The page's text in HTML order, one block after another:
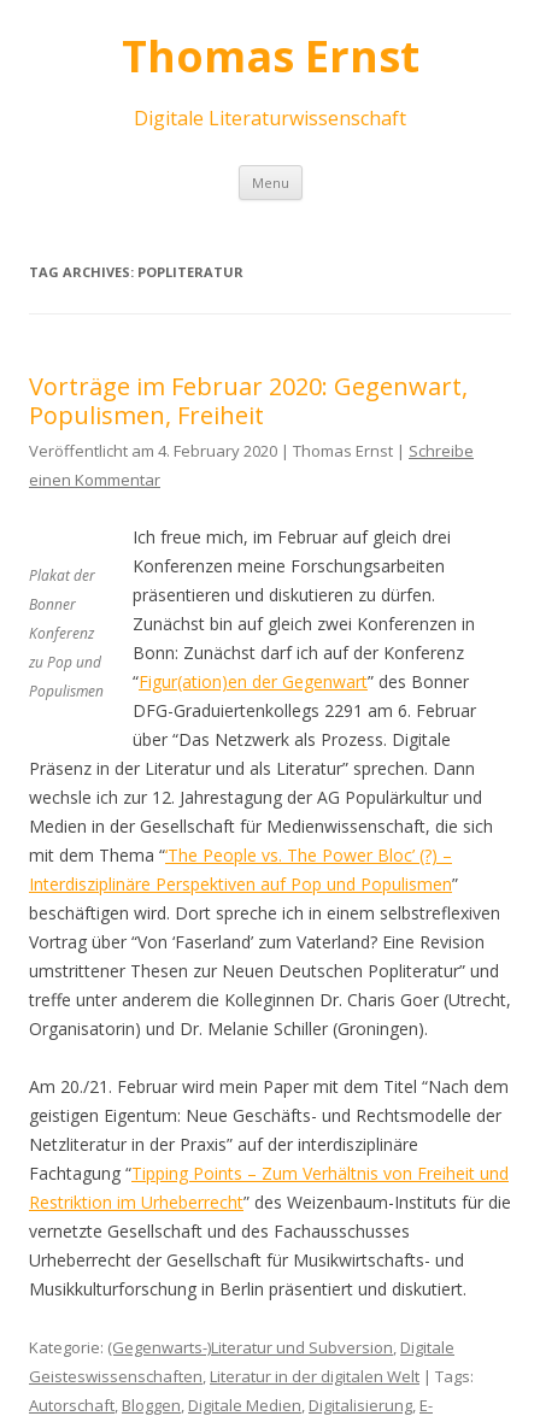
Thomas Ernst
Digitale Literaturwissenschaft
Menu Skip
content
TAG ARCHIVES: POPLITERATUR
Vorträge im Februar 2020: Gegenwart,
Populismen, Freiheit
Veröffentlicht am 4. February 2020 | Thomas Ernst | Schreibe
einen Kommentar
Plakat der
Bonner
Konferenz
zu Pop und
Populismen
Ich freue mich, im Februar auf gleich drei
Konferenzen meine Forschungsarbeiten
präsentieren und diskutieren zu dürfen.
Zunächst bin auf gleich zwei Konferenzen in
Bonn: Zunächst darf ich auf der Konferenz
“Figur(ation)en der Gegenwart” des Bonner
DFG-Graduiertenkollegs 2291 am 6. Februar
über “Das Netzwerk als Prozess. Digitale
Präsenz in der Literatur und als Literatur” sprechen. Dann
wechsle ich zur 12. Jahrestagung der AG Populärkultur und
Medien in der Gesellschaft für Medienwissenschaft, die sich
mit dem Thema “‘The People vs. The Power Bloc’ (?) –
Interdisziplinäre Perspektiven auf Pop und Populismen”
beschäftigen wird. Dort spreche ich in einem selbstreflexiven
Vortrag über “Von ‘Faserland’ zum Vaterland? Eine Revision
umstrittener Thesen zur Neuen Deutschen Popliteratur” und
treffe unter anderem die Kolleginnen Dr. Charis Goer (Utrecht,
Organisatorin) und Dr. Melanie Schiller (Groningen).
Am 20./21. Februar wird mein Paper mit dem Titel “Nach dem
geistigen Eigentum: Neue Geschäfts- und Rechtsmodelle der
Netzliteratur in der Praxis” auf der interdisziplinäre
Fachtagung “Tipping Points – Zum Verhältnis von Freiheit und
Restriktion im Urheberrecht” des Weizenbaum-Instituts für die
vernetzte Gesellschaft und des Fachausschusses
Urheberrecht der Gesellschaft für Musikwirtschafts- und
Musikkulturforschung in Berlin präsentiert und diskutiert.
Kategorie: (Gegenwarts-)Literatur und Subversion, Digitale
Geisteswissenschaften, Literatur in der digitalen Welt | Tags:
Autorschaft, Bloggen, Digitale Medien, Digitalisierung, E-